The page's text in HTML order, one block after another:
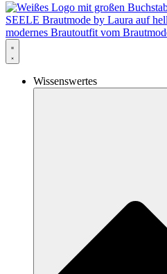
Wissenswertes